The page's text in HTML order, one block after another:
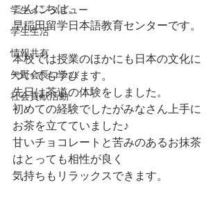
学生インタビュー
学生生活
情報共有
矢野会長コラム
社会貢献活動
こんにちは。
早稲田留学日本語教育センターです。
本校では授業のほかにも日本の文化に
ついても学びます。
先日は茶道の体験をしました。
初めての経験でしたがみなさん上手に
お茶を立てていました♪
甘いチョコレートと苦みのあるお抹茶
はとっても相性が良く
気持ちもリラックスできます。